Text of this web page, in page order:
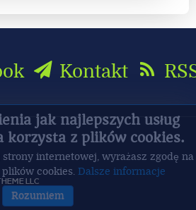
Kontakt
jak najlepszych usług
korzysta z plików cookies.
internetowej, wyrażasz zgodę na
cookies. Dalsze informacje
Rozumiem
LLC